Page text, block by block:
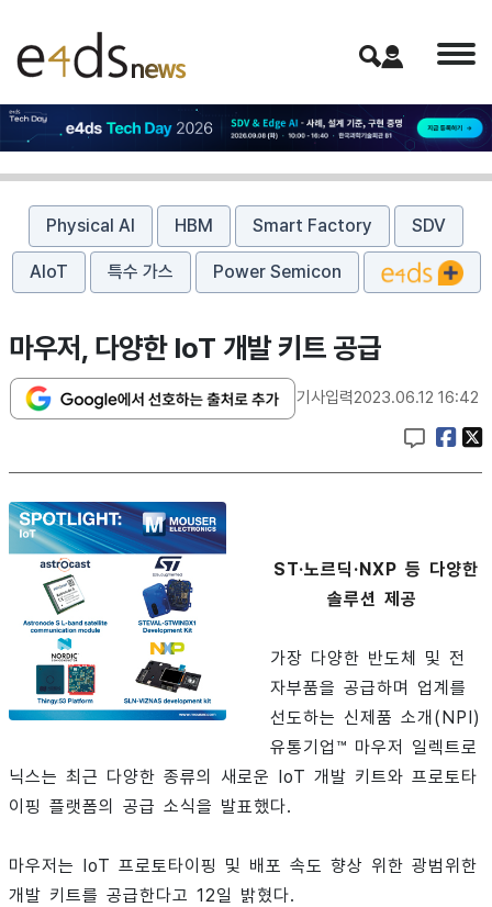
Physical AI HBM Smart Factory SDV
AIoT 특수 가스 Power Semicon
마우저, 다양한 IoT 개발 키트 공급
기사입력2023.06.12 16:42
ST·노르딕·NXP 등 다양한
솔루션 제공
가장 다양한 반도체 및 전
자부품을 공급하며 업계를
선도하는 신제품 소개(NPI)
유통기업™ 마우저 일렉트로
닉스는 최근 다양한 종류의 새로운 IoT 개발 키트와 프로토타
이핑 플랫폼의 공급 소식을 발표했다.
마우저는 IoT 프로토타이핑 및 배포 속도 향상 위한 광범위한
개발 키트를 공급한다고 12일 밝혔다.